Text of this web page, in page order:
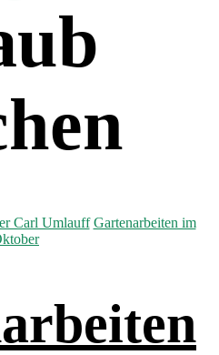
Kategorien
Carl Umlauff Gartenarbeiten im